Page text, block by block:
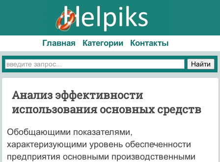
Главная Категории Контакты
Анализ эффективности
использования основных средств
Обобщающими показателями,
характеризующими уровень обеспеченности
предприятия основными производственными